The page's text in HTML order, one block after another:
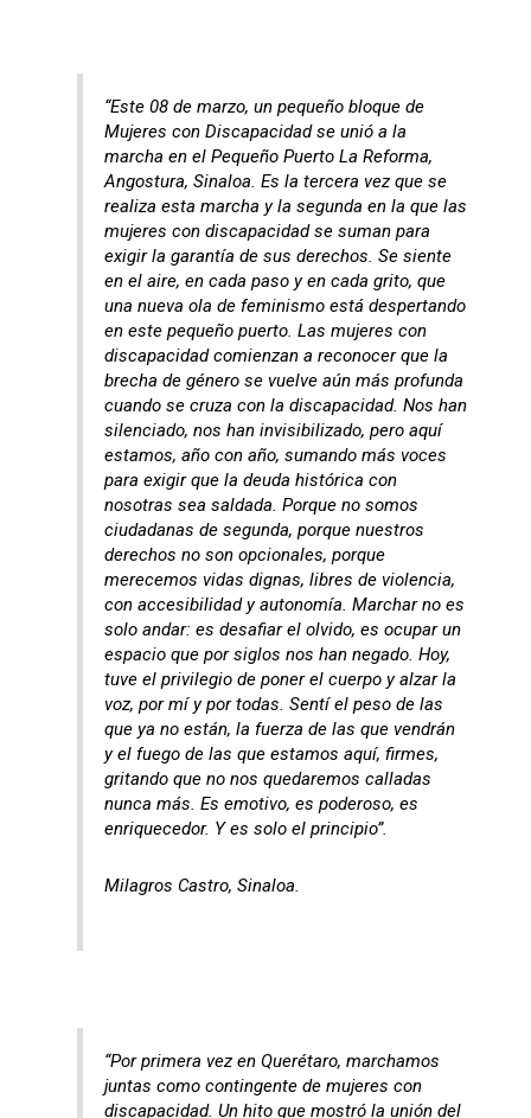
“Este 08 de marzo, un pequeño bloque de
Mujeres con Discapacidad se unió a la
marcha en el Pequeño Puerto La Reforma,
Angostura, Sinaloa. Es la tercera vez que se
realiza esta marcha y la segunda en la que las
mujeres con discapacidad se suman para
exigir la garantía de sus derechos. Se siente
en el aire, en cada paso y en cada grito, que
una nueva ola de feminismo está despertando
en este pequeño puerto. Las mujeres con
discapacidad comienzan a reconocer que la
brecha de género se vuelve aún más profunda
cuando se cruza con la discapacidad. Nos han
silenciado, nos han invisibilizado, pero aquí
estamos, año con año, sumando más voces
para exigir que la deuda histórica con
nosotras sea saldada. Porque no somos
ciudadanas de segunda, porque nuestros
derechos no son opcionales, porque
merecemos vidas dignas, libres de violencia,
con accesibilidad y autonomía. Marchar no es
solo andar: es desafiar el olvido, es ocupar un
espacio que por siglos nos han negado. Hoy,
tuve el privilegio de poner el cuerpo y alzar la
voz, por mí y por todas. Sentí el peso de las
que ya no están, la fuerza de las que vendrán
y el fuego de las que estamos aquí, firmes,
gritando que no nos quedaremos calladas
nunca más. Es emotivo, es poderoso, es
enriquecedor. Y es solo el principio”.
Milagros Castro, Sinaloa.
“Por primera vez en Querétaro, marchamos
juntas como contingente de mujeres con
discapacidad. Un hito que mostró la unión del